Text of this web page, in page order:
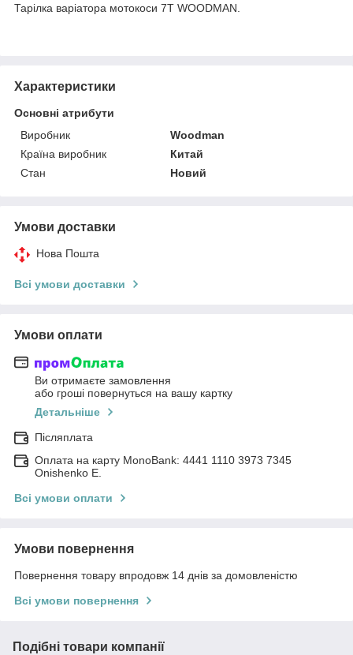
Тарілка варіатора мотокоси 7T WOODMAN.
Характеристики
Основні атрибути
Виробник
Woodman
Країна виробник
Китай
Стан
Новий
Умови доставки
Нова Пошта
Всі умови доставки
Умови оплати
Ви отримаєте замовлення
або гроші повернуться на вашу картку
Детальніше
Післяплата
Оплата на карту MonoBank: 4441 1110 3973 7345
Onishenko E.
Всі умови оплати
Умови повернення
Повернення товару впродовж 14 днів за домовленістю
Всі умови повернення
Подібні товари компанії